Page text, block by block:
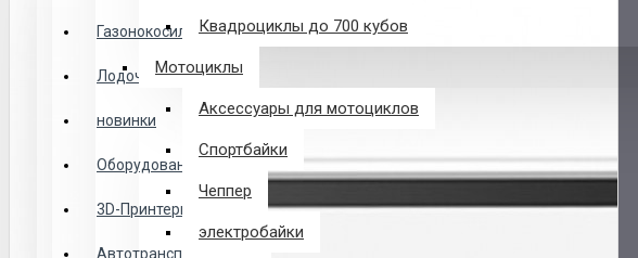
Газонокосилки
Лодочные Моторы
новинки
Оборудование
3D-Принтеры
Автотранспорт
Закладки
0 товар(ов) - 0 р.
Квадроциклы до 700 кубов
Мотоциклы
Аксессуары для мотоциклов
Спортбайки
Чеппер
электробайки